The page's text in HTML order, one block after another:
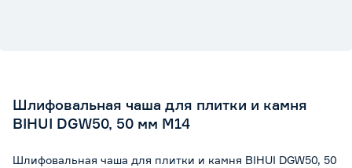
Шлифовальная чаша для плитки и камня
BIHUI DGW50, 50 мм М14
Шлифовальная чаша для плитки и камня BIHUI DGW50, 50